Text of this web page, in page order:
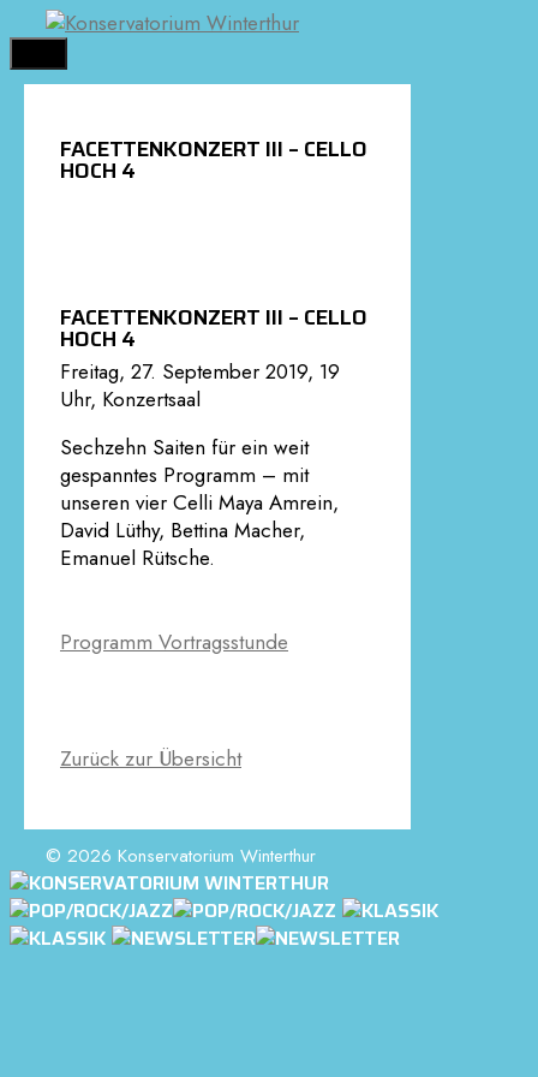
Springe
zum
Inhalt
FACETTENKONZERT III – CELLO
HOCH 4
FACETTENKONZERT III – CELLO
HOCH 4
Freitag, 27. September 2019, 19
Uhr, Konzertsaal
Sechzehn Saiten für ein weit
gespanntes Programm – mit
unseren vier Celli Maya Amrein,
David Lüthy, Bettina Macher,
Emanuel Rütsche.
Programm Vortragsstunde
Zurück zur Übersicht
© 2026 Konservatorium Winterthur